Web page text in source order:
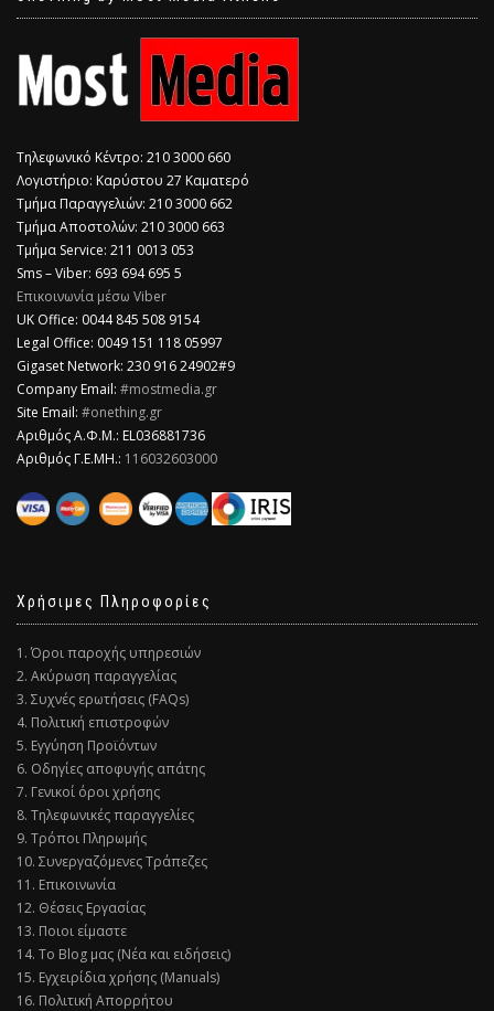
Τηλεφωνικό Κέντρο: 210 3000 660
Λογιστήριο: Καρύστου 27 Καματερό
Τμήμα Παραγγελιών: 210 3000 662
Τμήμα Αποστολών: 210 3000 663
Τμήμα Service: 211 0013 053
Sms – Viber: 693 694 695 5
Επικοινωνία μέσω Viber
​UK Office: 0044 845 508 9154
Legal Office: 0049 151 118 05997
Gigaset Network: 230 916 24902#9
Company Email: #mostmedia.gr
Site Email: #onething.gr
Αριθμός Α.Φ.Μ.: EL036881736
Αριθμός Γ.Ε.ΜΗ.: 116032603000
Χρήσιμες Πληροφορίες
1. Όροι παροχής υπηρεσιών
2. Ακύρωση παραγγελίας
3. Συχνές ερωτήσεις (FAQs)
4. Πολιτική επιστροφών
5. Εγγύηση Προϊόντων
6. Οδηγίες αποφυγής απάτης
7. Γενικοί όροι χρήσης
8. Τηλεφωνικές παραγγελίες
9. Τρόποι Πληρωμής
10. Συνεργαζόμενες Τράπεζες
11. Επικοινωνία
12. Θέσεις Εργασίας
13. Ποιοι είμαστε
14. Το Blog μας (Νέα και ειδήσεις)
15. Εγχειρίδια χρήσης (Manuals)
16. Πολιτική Απορρήτου